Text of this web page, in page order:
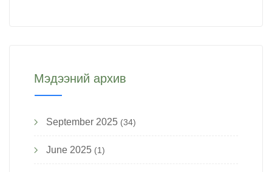
Мэдээний архив
September 2025 (34)
June 2025 (1)